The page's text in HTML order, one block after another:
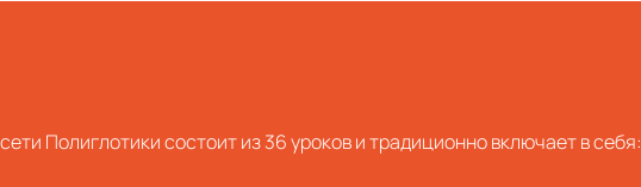
Полиглотики состоит из 36 уроков и традиционно включает в себя: